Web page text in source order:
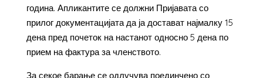
година. Апликантите се должни Пријавата со
прилог документацијата да ја достават најмалку 15
дена пред почеток на настанот односно 5 дена по
прием на фактура за членството.
За секое барање се одлучува поединчено со